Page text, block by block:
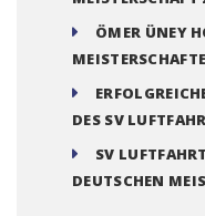
ÖMER ÜNEY
DES SV
SV
DEUTSCHEN